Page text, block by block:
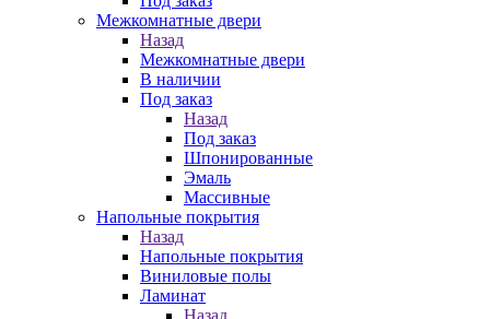
Межкомнатные двери
Назад
Межкомнатные двери
В наличии
Под заказ
Назад
Под заказ
Шпонированные
Эмаль
Массивные
Напольные покрытия
Назад
Напольные покрытия
Виниловые полы
Ламинат
Назад